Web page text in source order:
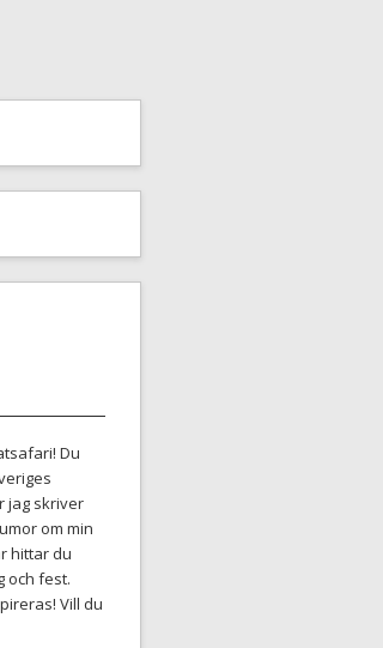
Du
jag skriver
om min
hittar du
och fest.
Vill du